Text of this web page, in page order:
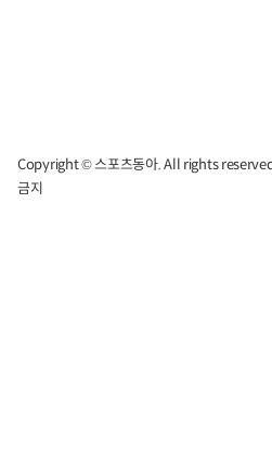
Copyright © 스포츠동아. All rights
금지